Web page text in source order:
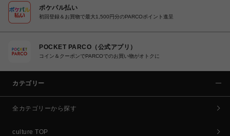
ポケパル払い
初回登録＆お買物で最大1,500円分のPARCOポイント進呈
POCKET PARCO（公式アプリ）
コイン＆クーポンでPARCOでのお買い物がオトクに
カテゴリー
全カテゴリーから探す
culture TOP